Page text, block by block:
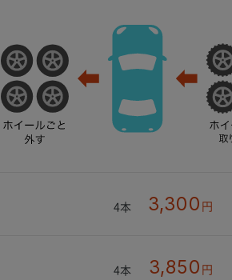
4本 3,300 円
4本 3,850 円